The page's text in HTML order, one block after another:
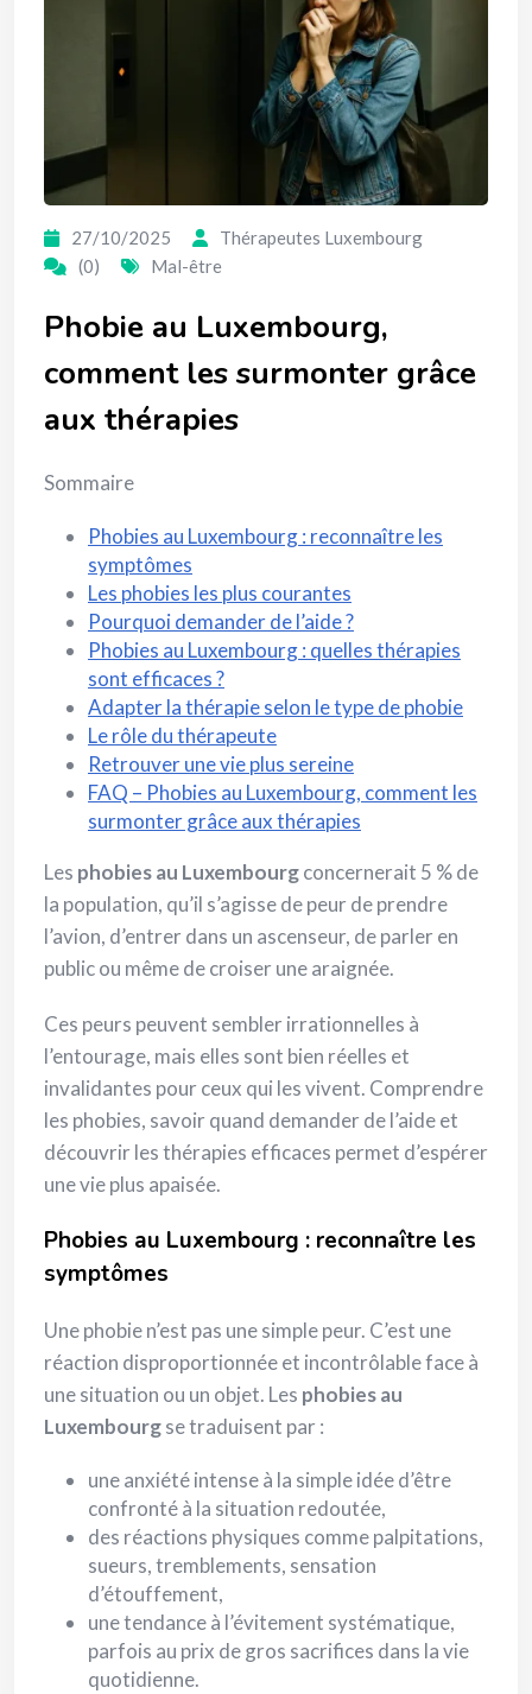
27/10/2025
Thérapeutes Luxembourg
(0)
Mal-être
Phobie au Luxembourg,
comment les surmonter grâce
aux thérapies
Sommaire
Phobies au Luxembourg : reconnaître les
symptômes
Les phobies les plus courantes
Pourquoi demander de l’aide ?
Phobies au Luxembourg : quelles thérapies
sont efficaces ?
Adapter la thérapie selon le type de phobie
Le rôle du thérapeute
Retrouver une vie plus sereine
FAQ – Phobies au Luxembourg, comment les
surmonter grâce aux thérapies
Les phobies au Luxembourgconcernerait 5 % de
la population, qu’il s’agisse de peur de prendre
l’avion, d’entrer dans un ascenseur, de parler en
public ou même de croiser une araignée.
Ces peurs peuvent sembler irrationnelles à
l’entourage, mais elles sont bien réelles et
invalidantes pour ceux qui les vivent. Comprendre
les phobies, savoir quand demander de l’aide et
découvrir les thérapies efficaces permet d’espérer
une vie plus apaisée.
Phobies au Luxembourg : reconnaître les
symptômes
Une phobie n’est pas une simple peur. C’est une
réaction disproportionnée et incontrôlable face à
une situation ou un objet. Les phobies au
Luxembourgse traduisent par :
une anxiété intense à la simple idée d’être
confronté à la situation redoutée,
des réactions physiques comme palpitations,
sueurs, tremblements, sensation
d’étouffement,
une tendance à l’évitement systématique,
parfois au prix de gros sacrifices dans la vie
quotidienne.